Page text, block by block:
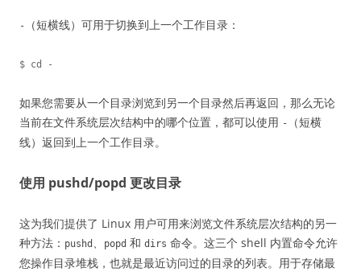
- （短横线）可用于切换到上一个工作目录：
如果您需要从一个目录浏览到另一个目录然后再返回，那么无论
当前在文件系统层次结构中的哪个位置，都可以使用 -
（短横
线）返回到上一个工作目录。
使用 pushd/popd 更改目录
这为我们提供了 Linux 用户可用来浏览文件系统层次结构的另一
种方法： pushd popd 和 dirs 命令。这三个 shell 内置命令允许
您操作目录堆栈，也就是最近访问过的目录的列表。用于存储最